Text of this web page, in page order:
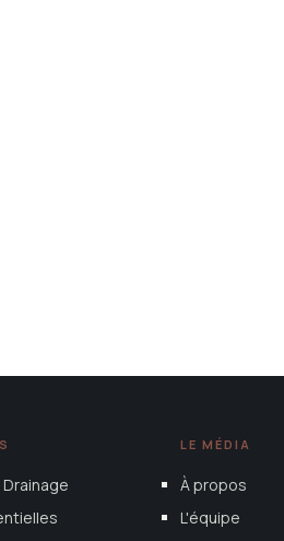
LE MÉDIA
À propos
L'équipe